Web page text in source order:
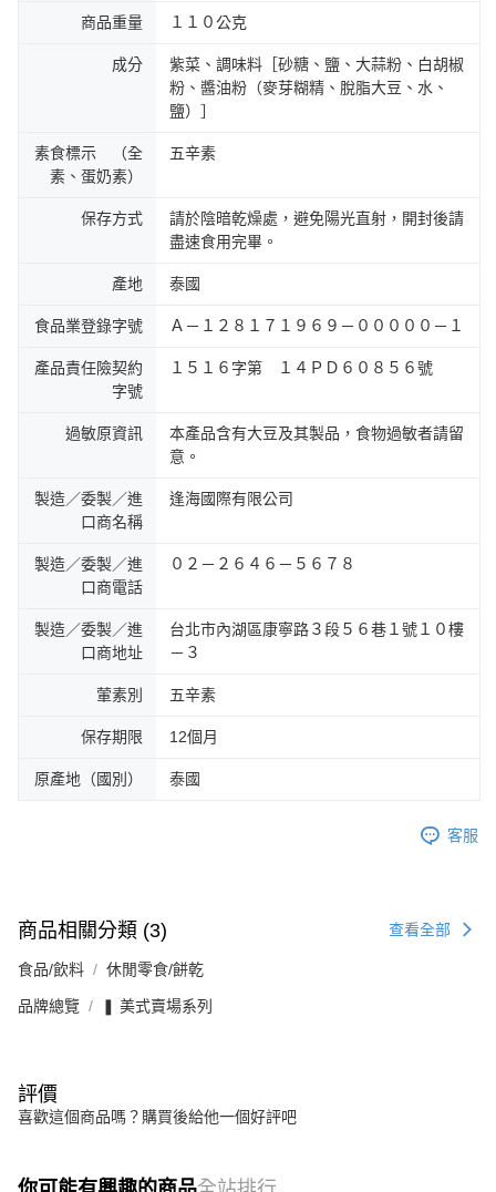
商品重量 １１０公克
成分
紫菜、調味料［砂糖、鹽、大蒜粉、白胡椒
粉、醬油粉（麥芽糊精、脫脂大豆、水、
鹽）］
素食標示 （全
素、蛋奶素）
五辛素
保存方式
請於陰暗乾燥處，避免陽光直射，開封後請
盡速食用完畢。
產地 泰國
食品業登錄字號 Ａ－１２８１７１９６９－０００００－１
產品責任險契約
字號
１５１６字第 １４ＰＤ６０８５６號
過敏原資訊
本產品含有大豆及其製品，食物過敏者請留
意。
製造／委製／進
口商名稱
逢海國際有限公司
製造／委製／進
口商電話
０２－２６４６－５６７８
製造／委製／進
口商地址
台北市內湖區康寧路３段５６巷１號１０樓
－３
葷素別 五辛素
保存期限 12個月
原產地（國別） 泰國
客服
商品相關分類 (3) 查看全部
食品/飲料 休閒零食/餅乾
品牌總覽 ❚ 美式賣場系列
評價
喜歡這個商品嗎？購買後給他一個好評吧